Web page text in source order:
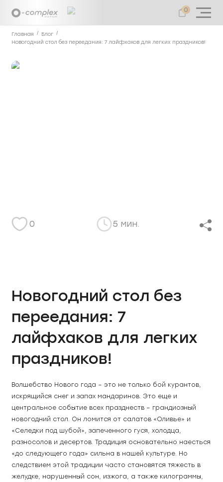
0
Главная
Блог
Новогодний стол без переедания: 7 лайфхаков для легких праздников!
0 5 мин.
Новогодний стол без
переедания: 7
лайфхаков для легких
праздников!
Волшебство Нового года – это не только бой курантов,
искрящийся снег и запах мандаринов. Это еще и
центральное событие всех празднеств – грандиозный
новогодний стол. Он ломится от салатов «Оливье» и
«Селедки под шубой», запеченного гуся, холодца,
разносолов и десертов. Традиция основательно наесться
«до следующего года» сильна в нашей культуре. Но
следствием этой традиции часто становятся тяжесть в
желудке, нарушенный сон, изжога, а также килограммы,